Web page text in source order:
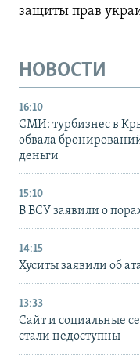
защиты прав
НОВОСТИ
16:10
СМИ: турбизнес в
обвала
деньги
15:10
В ВСУ заявили о
14:15
Хуситы заявили об
13:33
Сайт и социальные
стали недоступны